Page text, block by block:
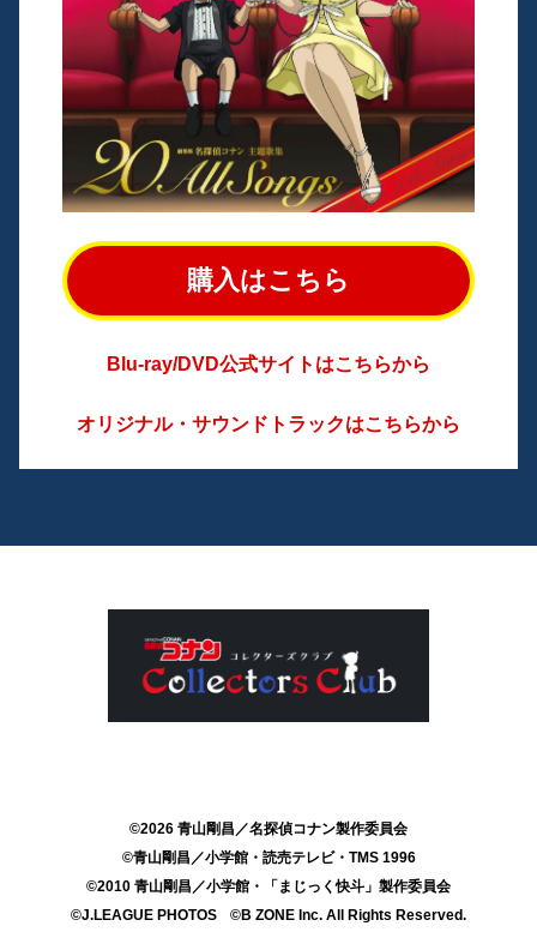
購入はこちら
Blu-ray/DVD公式サイトはこちらから
オリジナル・サウンドトラックはこちらから
©2026 青山剛昌／名探偵コナン製作委員会
©青山剛昌／小学館・読売テレビ・TMS 1996
©2010 青山剛昌／小学館・「まじっく快斗」製作委員会
©J.LEAGUE PHOTOS
©B ZONE Inc. All Rights Reserved.